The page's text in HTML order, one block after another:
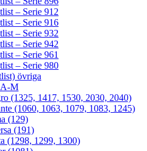
– Serie 912
– Serie 916
– Serie 932
– Serie 942
– Serie 961
– Serie 980
övriga
A-M
(1325, 1417, 1530, 2030, 2040)
(1060, 1063, 1079, 1083, 1245)
(129)
(191)
(1298, 1299, 1300)